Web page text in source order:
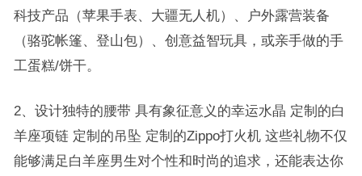
科技产品（苹果手表、大疆无人机）、户外露营装备
（骆驼帐篷、登山包）、创意益智玩具，或亲手做的手
工蛋糕/饼干。
2、设计独特的腰带 具有象征意义的幸运水晶 定制的白
羊座项链 定制的吊坠 定制的Zippo打火机 这些礼物不仅
能够满足白羊座男生对个性和时尚的追求，还能表达你